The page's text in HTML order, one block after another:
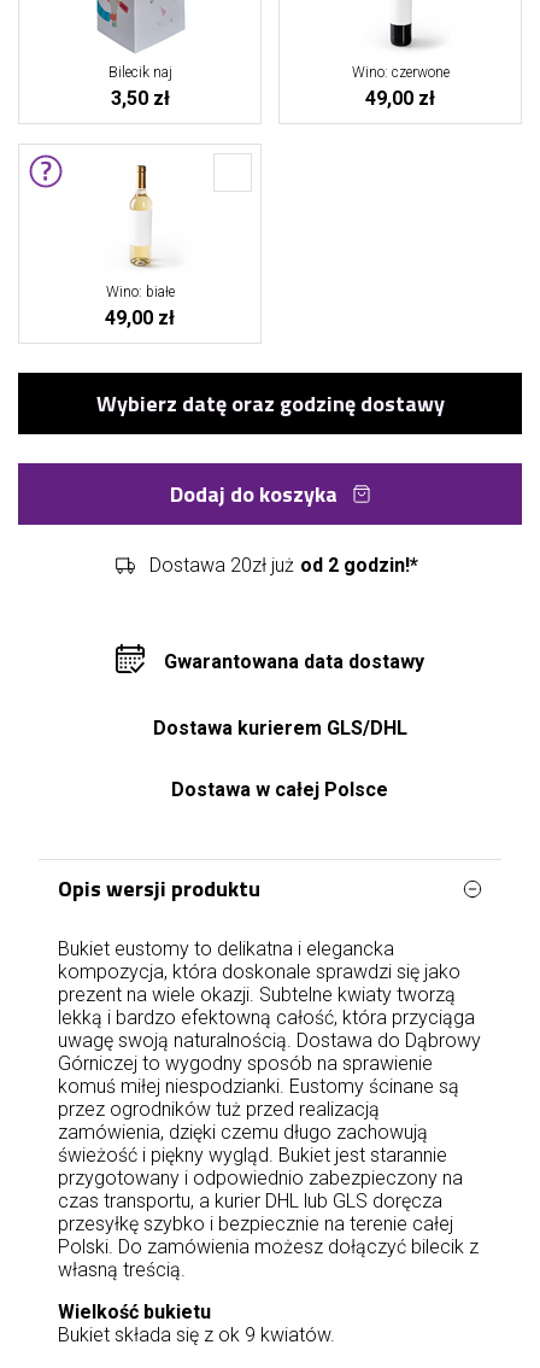
Bilecik naj
3,50 zł
Wino: czerwone
49,00 zł
Wino: białe
49,00 zł
Dodaj do koszyka
Dostawa 20zł już od 2 godzin!*
Gwarantowana data dostawy
Dostawa kurierem GLS/DHL
Dostawa w całej Polsce
Opis wersji produktu
Bukiet eustomy to delikatna i elegancka
kompozycja, która doskonale sprawdzi się jako
prezent na wiele okazji. Subtelne kwiaty tworzą
lekką i bardzo efektowną całość, która przyciąga
uwagę swoją naturalnością. Dostawa do Dąbrowy
Górniczej to wygodny sposób na sprawienie
komuś miłej niespodzianki. Eustomy ścinane są
przez ogrodników tuż przed realizacją
zamówienia, dzięki czemu długo zachowują
świeżość i piękny wygląd. Bukiet jest starannie
przygotowany i odpowiednio zabezpieczony na
czas transportu, a kurier DHL lub GLS doręcza
przesyłkę szybko i bezpiecznie na terenie całej
Polski. Do zamówienia możesz dołączyć bilecik z
własną treścią.
Wielkość bukietu
Bukiet składa się z ok 9 kwiatów.